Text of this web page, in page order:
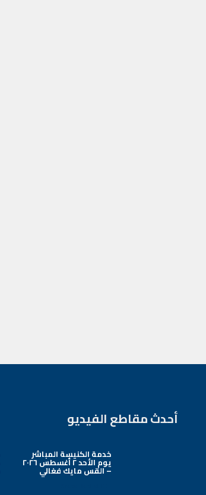
أحدث مقاطع الفيديو
خدمة الكنيسة المباشر
يوم الأحد ٢ أغسطس ٢٠٢٦
– القس مايك فغالي